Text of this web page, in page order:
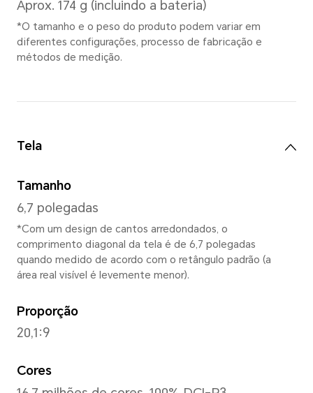
*Pode variar em
Dimensões e peso
Altura
161,05 mm
Largura